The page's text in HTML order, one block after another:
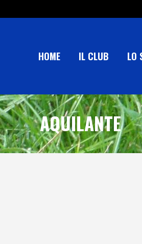
HOME IL CLUB LO
AQUILANTE